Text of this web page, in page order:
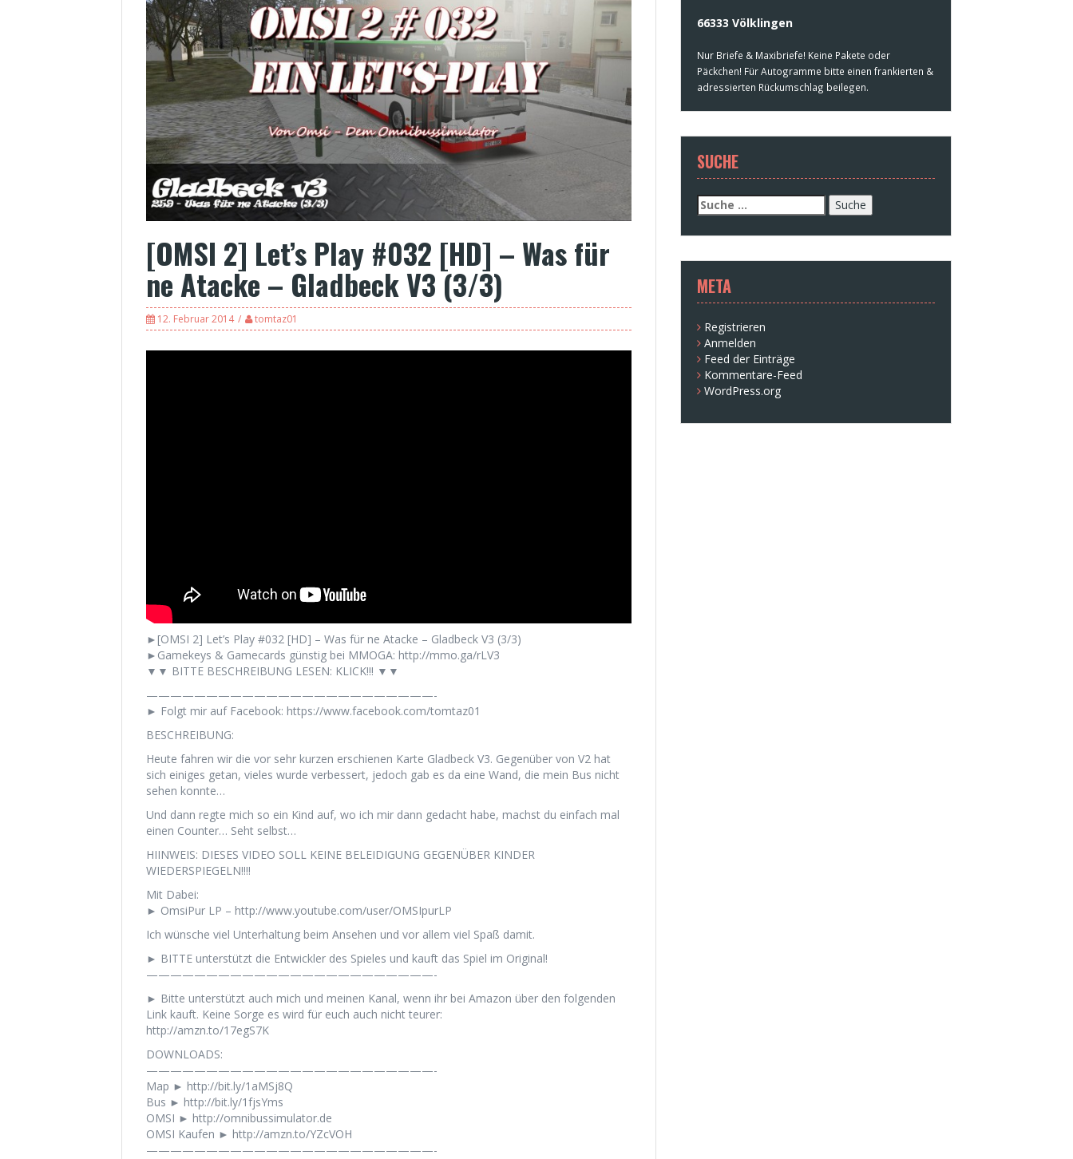
[OMSI 2] Let’s Play #032 [HD] – Was für
ne Atacke – Gladbeck V3 (3/3)
12. Februar 2014 tomtaz01
►[OMSI 2] Let’s Play #032 [HD] – Was für ne Atacke – Gladbeck V3 (3/3)
►Gamekeys & Gamecards günstig bei MMOGA: http://mmo.ga/rLV3
▼▼ BITTE BESCHREIBUNG LESEN: KLICK!!! ▼▼
————————————————————————-
► Folgt mir auf Facebook: https://www.facebook.com/tomtaz01
BESCHREIBUNG:
Heute fahren wir die vor sehr kurzen erschienen Karte Gladbeck V3. Gegenüber von V2 hat
sich einiges getan, vieles wurde verbessert, jedoch gab es da eine Wand, die mein Bus nicht
sehen konnte…
Und dann regte mich so ein Kind auf, wo ich mir dann gedacht habe, machst du einfach mal
einen Counter… Seht selbst…
HIINWEIS: DIESES VIDEO SOLL KEINE BELEIDIGUNG GEGENÜBER KINDER
WIEDERSPIEGELN!!!!
Mit Dabei:
► OmsiPur LP – http://www.youtube.com/user/OMSIpurLP
Ich wünsche viel Unterhaltung beim Ansehen und vor allem viel Spaß damit.
► BITTE unterstützt die Entwickler des Spieles und kauft das Spiel im Original!
————————————————————————-
► Bitte unterstützt auch mich und meinen Kanal, wenn ihr bei Amazon über den folgenden
Link kauft. Keine Sorge es wird für euch auch nicht teurer:
http://amzn.to/17egS7K
DOWNLOADS:
————————————————————————-
Map ► http://bit.ly/1aMSj8Q
Bus ► http://bit.ly/1fjsYms
OMSI ► http://omnibussimulator.de
OMSI Kaufen ► http://amzn.to/YZcVOH
————————————————————————-
66333 Völklingen
Nur Briefe & Maxibriefe! Keine Pakete oder
Päckchen! Für Autogramme bitte einen frankierten &
adressierten Rückumschlag beilegen.
SUCHE
Suche
nach:
META
Registrieren
Anmelden
Feed der Einträge
Kommentare-Feed
WordPress.org